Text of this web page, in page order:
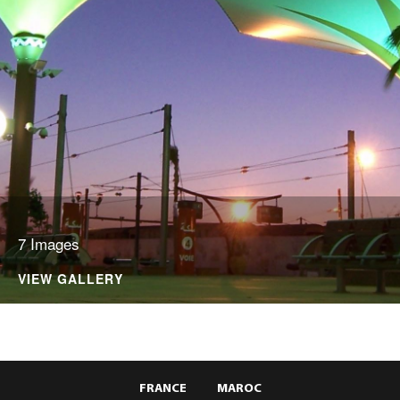
7 Images
VIEW GALLERY
FRANCE MAROC